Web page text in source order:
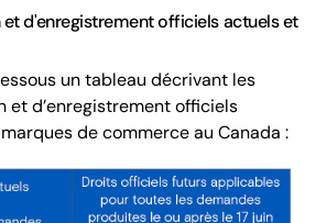
d'enregistrement officiels actuels et
un tableau décrivant les
d’enregistrement officiels
de commerce au Canada :